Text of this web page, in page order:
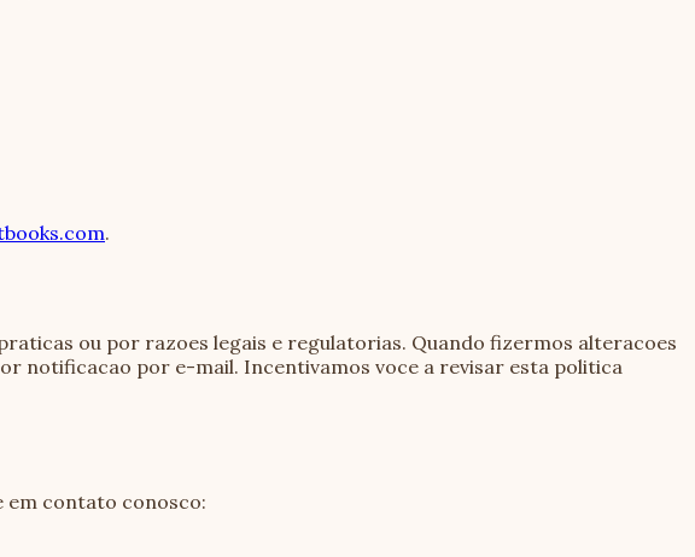
.
ou por razoes legais e regulatorias. Quando fizermos alteracoes
notificacao por e-mail. Incentivamos voce a revisar esta politica
em contato conosco: